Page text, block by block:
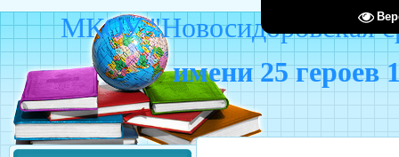
МКОУ "Новосидоровская
имени 25 героев